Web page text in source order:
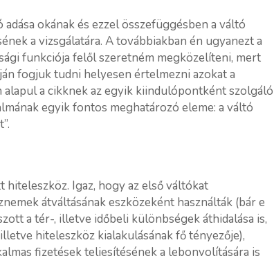
okának és ezzel összefüggésben a váltó
a vizsgálatára. A továbbiakban én ugyanezt a
funkciója felől szeretném megközelíteni, mert
fogjuk tudni helyesen értelmezni azokat a
a cikknek az egyik kiindulópontként szolgáló
egyik fontos meghatározó eleme: a váltó
Igaz, hogy az első váltókat
átváltásának eszközeként használták (bár e
a tér-, illetve időbeli különbségek áthidalása is,
hiteleszköz kialakulásának fő tényezője),
fizetések teljesítésének a lebonyolítására is